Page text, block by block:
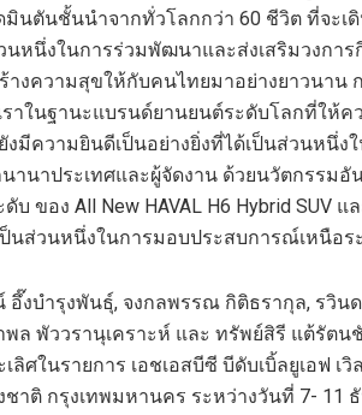
นตันชั้นนำจากทั่วโลกกว่า 60 ชีวิต ที่จะเ
นหนึ่งในการร่วมพัฒนาและส่งเสริมวงกา
างความสุขให้กับคนไทยมาอย่างยาวนา
ราในฐานะแบรนด์ยานยนต์ระดับโลกที่ใ
มีความยินดีเป็นอย่างยิ่งที่ได้เป็นส่วนหนึ่ง
านาประเทศและผู้จัดงาน ด้วยนวัตกรรม
ของ All New HAVAL H6 Hybrid SUV แล
นส่วนหนึ่งในการมอบประสบการณ์เหนือร
งบำรุงพันธุ์, จงกลพรรณ กิติธรากุล, รวิน
พล พัววรานุเคราะห์ และ ทรัพย์สิรี แต้รัต
ศในรายการ เอชเอสบีซี บีดับเบิ้ลยูเอฟ เ
ติ กรุงเทพมหานคร ระหว่างวันที่ 7- 11